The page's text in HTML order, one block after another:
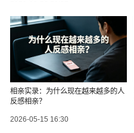
相亲实录：为什么现在越来越多的人
反感相亲？
2026-05-15 16:30